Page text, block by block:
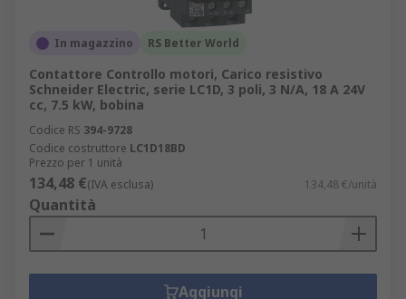
In magazzino RS Better World
Contattore Controllo motori, Carico resistivo
Schneider Electric, serie LC1D, 3 poli, 3 N/A, 18 A 24V
cc, 7.5 kW, bobina
Codice RS 394-9728
Codice costruttore LC1D18BD
Prezzo per 1 unità
134,48 €(IVA esclusa) 134,48 €/unità
Quantità
Aggiungi